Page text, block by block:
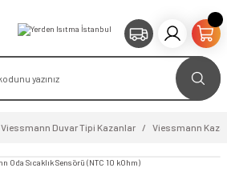
Viessmann Duvar Tipi Kazanlar Viessmann